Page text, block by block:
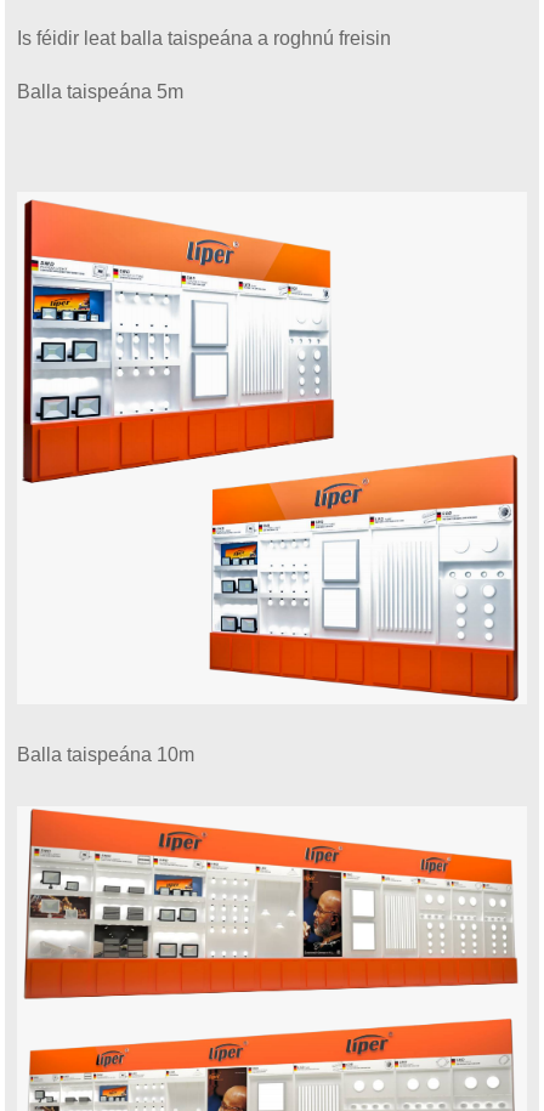
Is féidir leat balla taispeána a roghnú freisin
Balla taispeána 5m
Balla taispeána 10m